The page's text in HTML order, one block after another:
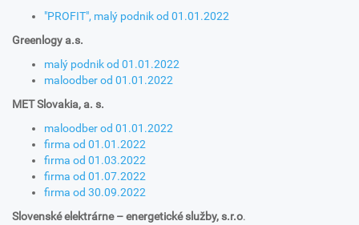
"PROFIT", malý podnik od 01.01.2022
Greenlogy a.s.
malý podnik od 01.01.2022
maloodber od 01.01.2022
MET Slovakia, a. s.
maloodber od 01.01.2022
firma od 01.01.2022
firma od 01.03.2022
firma od 01.07.2022
firma od 30.09.2022
Slovenské elektrárne – energetické služby, s.r.o.